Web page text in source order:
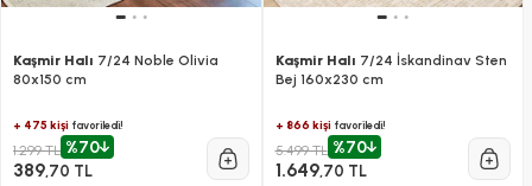
Kaşmir Halı 7/24 Noble Olivia
80x150 cm
+ 475 kişi favoriledi!
1.299 TL %70
389,70 TL
Kaşmir Halı 7/24 İskandinav Sten
Bej 160x230 cm
+ 866 kişifavoriledi!
5.499 TL %70
1.649,70 TL